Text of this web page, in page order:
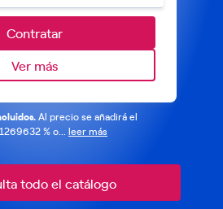
Contratar
Ver más
Al precio se añadirá el
% o... leer más
todo el catálogo